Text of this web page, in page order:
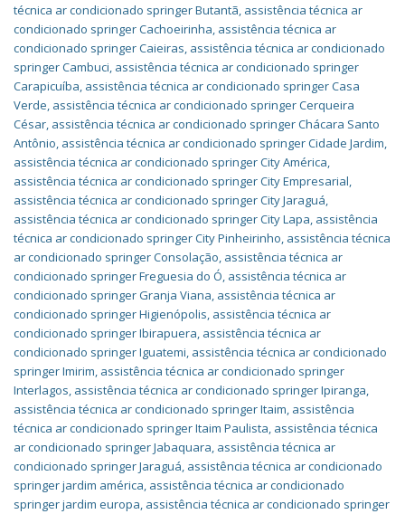
técnica ar condicionado springer Butantã, assistência técnica ar
condicionado springer Cachoeirinha, assistência técnica ar
condicionado springer Caieiras, assistência técnica ar condicionado
springer Cambuci, assistência técnica ar condicionado springer
Carapicuíba, assistência técnica ar condicionado springer Casa
Verde, assistência técnica ar condicionado springer Cerqueira
César, assistência técnica ar condicionado springer Chácara Santo
Antônio, assistência técnica ar condicionado springer Cidade Jardim,
assistência técnica ar condicionado springer City América,
assistência técnica ar condicionado springer City Empresarial,
assistência técnica ar condicionado springer City Jaraguá,
assistência técnica ar condicionado springer City Lapa, assistência
técnica ar condicionado springer City Pinheirinho, assistência técnica
ar condicionado springer Consolação, assistência técnica ar
condicionado springer Freguesia do Ó, assistência técnica ar
condicionado springer Granja Viana, assistência técnica ar
condicionado springer Higienópolis, assistência técnica ar
condicionado springer Ibirapuera, assistência técnica ar
condicionado springer Iguatemi, assistência técnica ar condicionado
springer Imirim, assistência técnica ar condicionado springer
Interlagos, assistência técnica ar condicionado springer Ipiranga,
assistência técnica ar condicionado springer Itaim, assistência
técnica ar condicionado springer Itaim Paulista, assistência técnica
ar condicionado springer Jabaquara, assistência técnica ar
condicionado springer Jaraguá, assistência técnica ar condicionado
springer jardim américa, assistência técnica ar condicionado
springer jardim europa, assistência técnica ar condicionado springer